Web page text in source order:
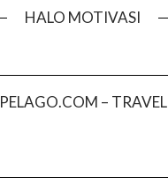
HALO MOTIVASI
PELAGO.COM – TRAVEL